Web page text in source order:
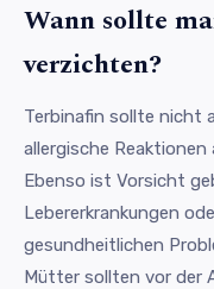
Wann sollte
verzichten?
Terbinafin sollte nicht
allergische
Ebenso ist Vorsicht
Lebererkrankungen
gesundheitlichen
Mütter sollten vor der